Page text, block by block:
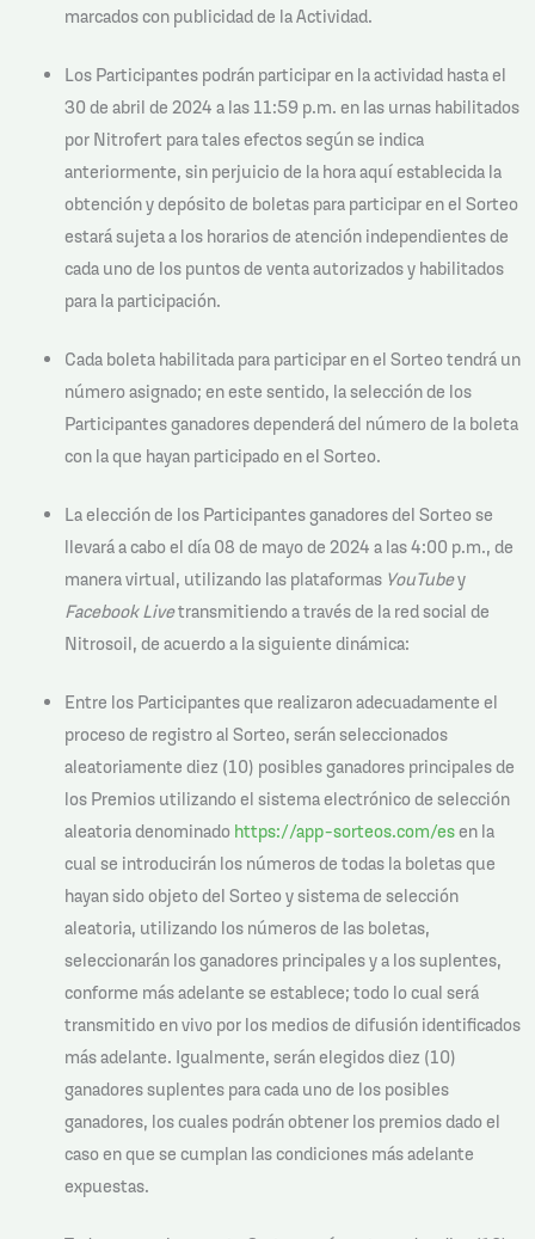
marcados con publicidad de la Actividad.
Los Participantes podrán participar en la actividad hasta el
30 de abril de 2024 a las 11:59 p.m. en las urnas habilitados
por Nitrofert para tales efectos según se indica
anteriormente, sin perjuicio de la hora aquí establecida la
obtención y depósito de boletas para participar en el Sorteo
estará sujeta a los horarios de atención independientes de
cada uno de los puntos de venta autorizados y habilitados
para la participación.
Cada boleta habilitada para participar en el Sorteo tendrá un
número asignado; en este sentido, la selección de los
Participantes ganadores dependerá del número de la boleta
con la que hayan participado en el Sorteo.
La elección de los Participantes ganadores del Sorteo se
llevará a cabo el día 08 de mayo de 2024 a las 4:00 p.m., de
manera virtual, utilizando las plataformas YouTubey
Facebook Livetransmitiendo a través de la red social de
Nitrosoil, de acuerdo a la siguiente dinámica:
Entre los Participantes que realizaron adecuadamente el
proceso de registro al Sorteo, serán seleccionados
aleatoriamente diez (10) posibles ganadores principales de
los Premios utilizando el sistema electrónico de selección
aleatoria denominado https://app-sorteos.com/esen la
cual se introducirán los números de todas la boletas que
hayan sido objeto del Sorteo y sistema de selección
aleatoria, utilizando los números de las boletas,
seleccionarán los ganadores principales y a los suplentes,
conforme más adelante se establece; todo lo cual será
transmitido en vivo por los medios de difusión identificados
más adelante. Igualmente, serán elegidos diez (10)
ganadores suplentes para cada uno de los posibles
ganadores, los cuales podrán obtener los premios dado el
caso en que se cumplan las condiciones más adelante
expuestas.